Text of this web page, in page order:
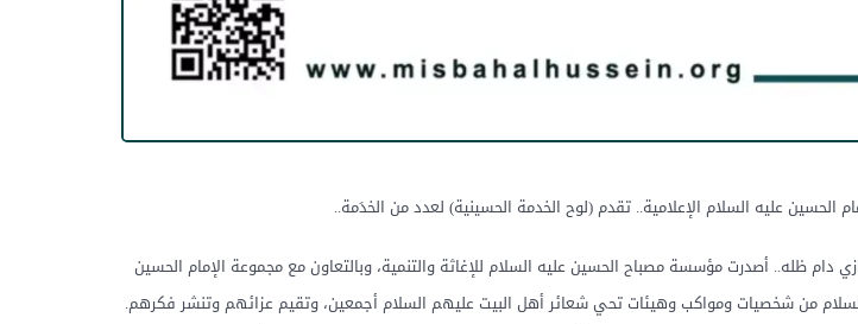
عليه السلام الإعلامية.. تقدم (لوح الخدمة الحسينية) لعدد من الخدَمة..
ظله.. أصدرت مؤسسة مصباح الحسين عليه السلام للإغاثة والتنمية، وبالتعاون مع مجموعة الإمام الحسين
من شخصيات ومواكب وهيئات تحي شعائر أهل البيت عليهم السلام أجمعين، وتقيم عزائهم وتنشر فكرهم.